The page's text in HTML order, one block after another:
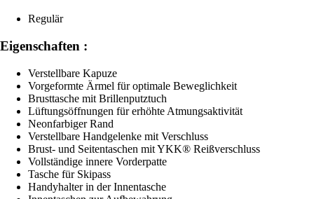
Regulär
Eigenschaften :
Verstellbare Kapuze
Vorgeformte Ärmel für optimale Beweglichkeit
Brusttasche mit Brillenputztuch
Lüftungsöffnungen für erhöhte Atmungsaktivität
Neonfarbiger Rand
Verstellbare Handgelenke mit Verschluss
Brust- und Seitentaschen mit YKK® Reißverschluss
Vollständige innere Vorderpatte
Tasche für Skipass
Handyhalter in der Innentasche